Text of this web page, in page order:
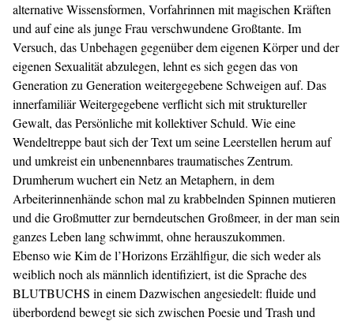
alternative Wissensformen, Vorfahrinnen mit magischen Kräften
und auf eine als junge Frau verschwundene Großtante. Im
Versuch, das Unbehagen gegenüber dem eigenen Körper und der
eigenen Sexualität abzulegen, lehnt es sich gegen das von
Generation zu Generation weitergegebene Schweigen auf. Das
innerfamiliär Weitergegebene verflicht sich mit struktureller
Gewalt, das Persönliche mit kollektiver Schuld. Wie eine
Wendeltreppe baut sich der Text um seine Leerstellen herum auf
und umkreist ein unbenennbares traumatisches Zentrum.
Drumherum wuchert ein Netz an Metaphern, in dem
Arbeiterinnenhände schon mal zu krabbelnden Spinnen mutieren
und die Großmutter zur berndeutschen Großmeer, in der man sein
ganzes Leben lang schwimmt, ohne herauszukommen.
Ebenso wie Kim de l’Horizons Erzählfigur, die sich weder als
weiblich noch als männlich identifiziert, ist die Sprache des
BLUTBUCHS in einem Dazwischen angesiedelt: fluide und
überbordend bewegt sie sich zwischen Poesie und Trash und